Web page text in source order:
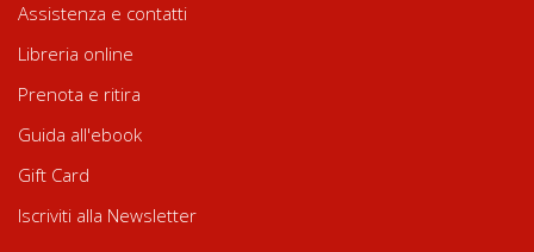
Assistenza e contatti
Libreria online
Prenota e ritira
Guida all'ebook
Gift Card
Iscriviti alla Newsletter